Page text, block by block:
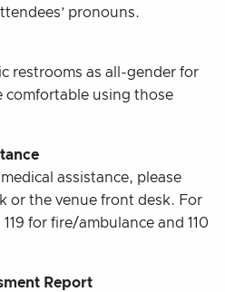
pronouns.
restrooms as all-gender for
comfortable using those
assistance, please
or the venue front desk. For
for fire/ambulance and 110
Report